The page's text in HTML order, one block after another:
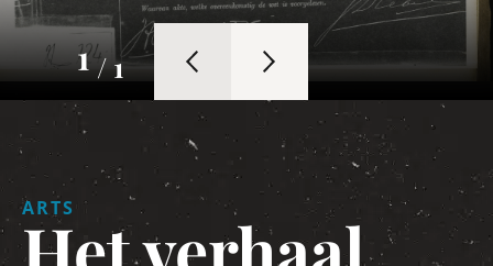
1/ 1
ARTS